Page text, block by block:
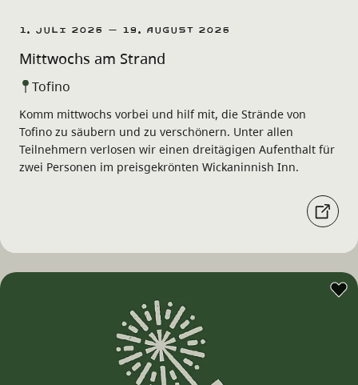
1. Juli 2026 – 19. August 2026
Mittwochs am Strand
Tofino
Komm mittwochs vorbei und hilf mit, die Strände von
Tofino zu säubern und zu verschönern. Unter allen
Teilnehmern verlosen wir einen dreitägigen Aufenthalt für
zwei Personen im preisgekrönten Wickaninnish Inn.